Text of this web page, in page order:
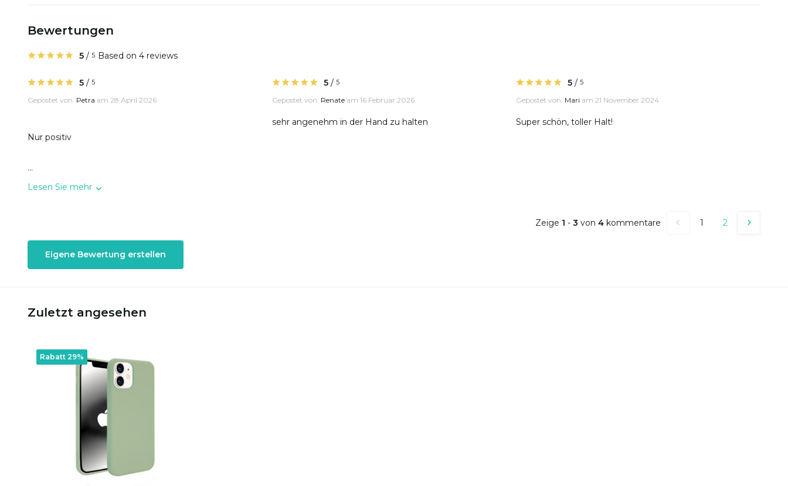
Bewertungen
5 / 5 Based on 4 reviews
5 / 5
Gepostet von: Petra am 28 April 2026
Nur positiv
...
Lesen Sie mehr
5/ 5
Gepostet von: Renateam 16 Februar 2026
sehr angenehm in der Hand zu halten
5 /5
Gepostet von: Mari am 21 November 2024
Super schön, toller Halt!
Zeige 1 - 3 von 4 kommentare 1 2
Eigene Bewertung erstellen
Zuletzt angesehen
Rabatt 29%